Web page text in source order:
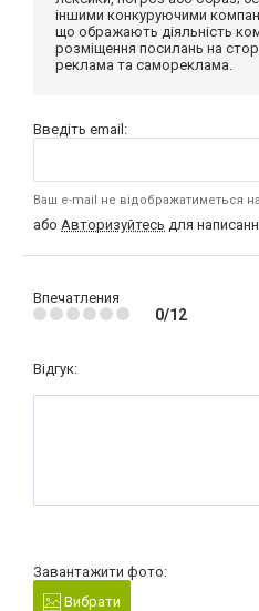
іншими конкуруючими
що ображають діяльність
розміщення посилань на
реклама та самореклама.
Введіть email:
Ваш e-mail не відображатиметься на
або Авторизуйтесь для
Впечатления
0/12
Відгук:
Завантажити фото:
Вибрати